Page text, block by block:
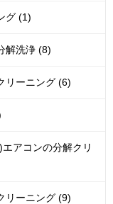
グ (1)
解洗浄 (8)
リーニング (6)
アコンの分解クリ
リーニング (9)